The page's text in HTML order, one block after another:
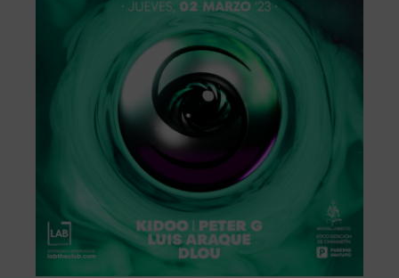
En el centro de la sala, experimenta toda la presión del sonido
GRAN
OCUPACIÓN
El mejor espacio para grupos grandes, espacios
completamente adaptados para celebrar tu noche con tus